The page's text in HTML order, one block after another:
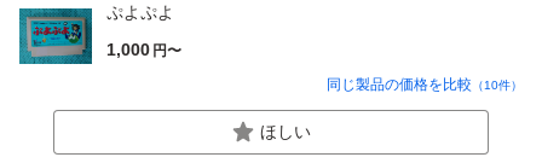
ぷよぷよ
1,000 円〜
同じ製品の価格を比較 （10件）
ほしい